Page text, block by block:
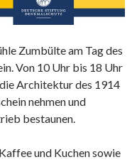
Zumbülte am Tag des
Von 10 Uhr bis 18 Uhr
Architektur des 1914
nehmen und
bestaunen.
und Kuchen sowie